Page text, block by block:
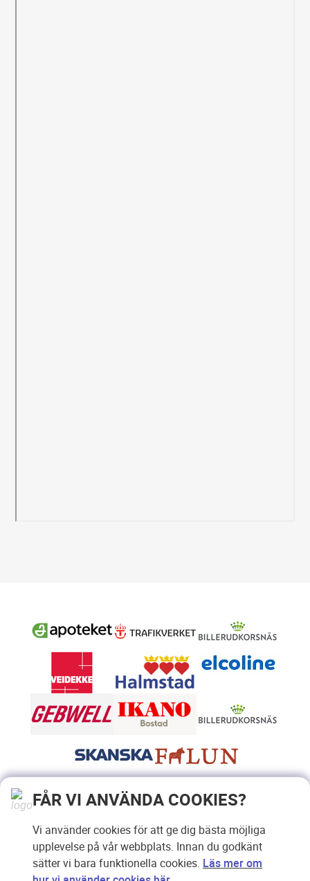
FÅR VI ANVÄNDA COOKIES?
Vi använder cookies för att ge dig bästa möjliga
upplevelse på vår webbplats. Innan du godkänt
sätter vi bara funktionella cookies. Läs mer om